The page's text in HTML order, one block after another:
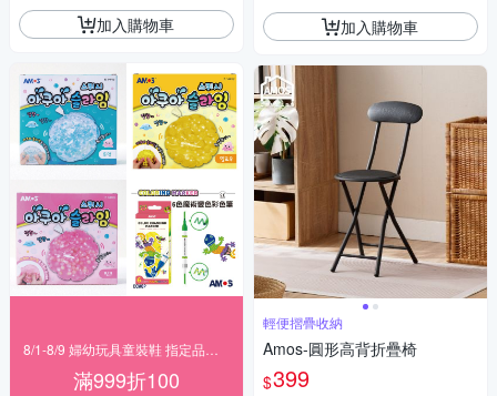
加入購物車
滿999折100
加入購物車
輕便摺疊收納
Amos-圓形高背折疊椅
$399